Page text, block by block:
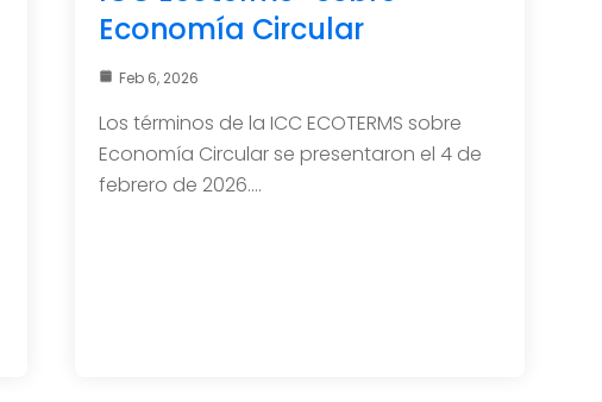
Economía Circular
Feb 6, 2026
Los términos de la ICC ECOTERMS sobre
Economía Circular se presentaron el 4 de
febrero de 2026.…